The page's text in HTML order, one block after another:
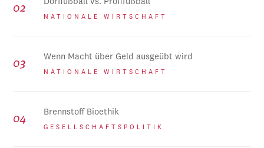
Dorffußball vs. Profifußball
NATIONALE WIRTSCHAFT
Wenn Macht über Geld ausgeübt wird
NATIONALE WIRTSCHAFT
Brennstoff Bioethik
GESELLSCHAFTSPOLITIK